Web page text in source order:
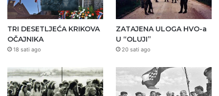
TRI DESETLJEĆA KRIKOVA
OČAJNIKA
18 sati ago
ZATAJENA ULOGA HVO-a
U “OLUJI”
20 sati ago